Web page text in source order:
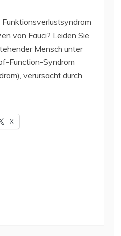
Funktionsverlustsyndrom
von Fauci? Leiden Sie
Mensch unter
Function-Syndrom
verursacht durch
X